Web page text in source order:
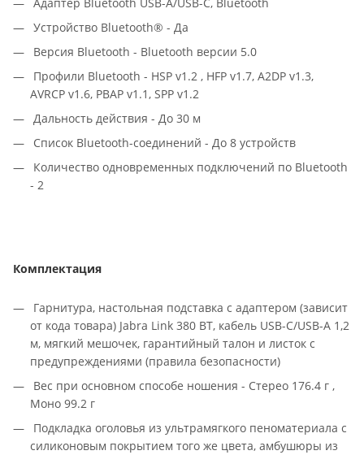
Устройство Bluetooth® - Да
Версия Bluetooth - Bluetooth версии 5.0
Профили Bluetooth - HSP v1.2 , HFP v1.7, A2DP v1.3,
AVRCP v1.6, PBAP v1.1, SPP v1.2
Дальность действия - До 30 м
Список Bluetooth-соединений - До 8 устройств
Количество одновременных подключений по Bluetooth
- 2
Комплектация
Гарнитура, настольная подставка с адаптером (зависит
от кода товара) Jabra Link 380 BT, кабель USB-C/USB-A 1,2
м, мягкий мешочек, гарантийный талон и листок с
предупреждениями (правила безопасности)
Вес при основном способе ношения - Стерео 176.4 г ,
Моно 99.2 г
Подкладка оголовья из ультрамягкого пеноматериала с
силиконовым покрытием того же цвета, амбушюры из